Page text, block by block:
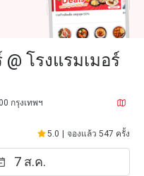
โรงแรมเมอร์
กรุงเทพฯ
5.0 จองแล้ว 547 ครั้ง